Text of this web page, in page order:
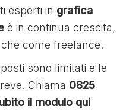
esperti in grafica
è in continua crescita,
come freelance.
sono limitati e le
Chiama 0825
il modulo qui